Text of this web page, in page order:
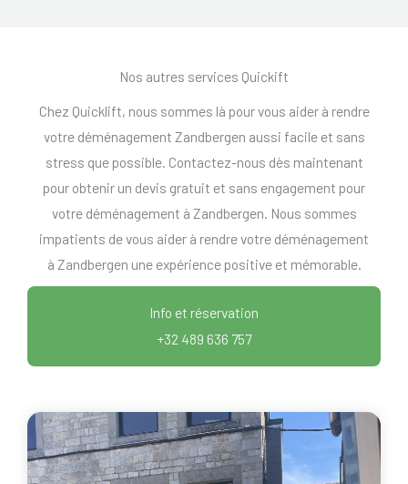
Nos autres services Quickift
Chez Quicklift, nous sommes là pour vous aider à rendre
votre déménagement Zandbergen aussi facile et sans
stress que possible. Contactez-nous dès maintenant
pour obtenir un devis gratuit et sans engagement pour
votre déménagement à Zandbergen. Nous sommes
impatients de vous aider à rendre votre déménagement
à Zandbergen une expérience positive et mémorable.
Info et réservation
+32 489 636 757